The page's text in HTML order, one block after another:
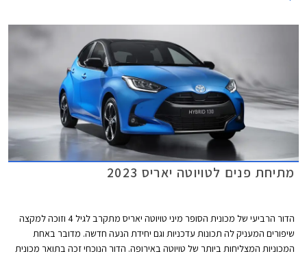
מתיחת פנים לטויוטה יאריס 2023
הדור הרביעי של מכונית הסופר מיני טויוטה יאריס מתקרב לגיל 4 וזוכה למקצה
שיפורים המעניק לה תכונות עדכניות וגם יחידת הנעה חדשה. מדובר באחת
המכוניות המצליחות ביותר של טויוטה באירופה. הדור הנוכחי זכה בתואר מכונית